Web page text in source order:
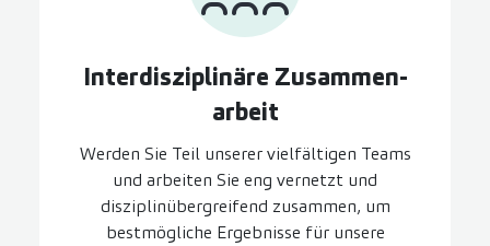
Inter­disziplinäre Zusammen­
arbeit
Werden Sie Teil unserer vielfältigen Teams
und arbeiten Sie eng vernetzt und
disziplinübergreifend zusammen, um
bestmögliche Ergebnisse für unsere